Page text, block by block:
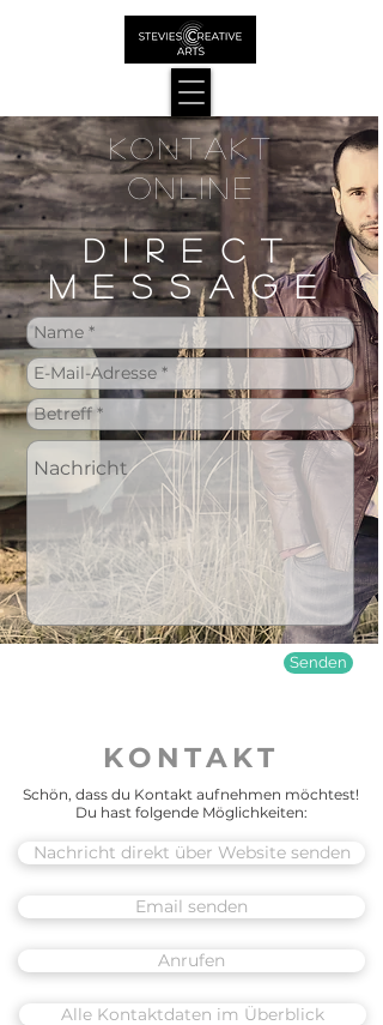
Kontakt
Online
DirecT
MESSAGE
Senden
KONTAKT
Schön, dass du Kontakt aufnehmen möchtest!
Du hast folgende Möglichkeiten:
Nachricht direkt über Website senden
Email senden
Anrufen
Alle Kontaktdaten im Überblick